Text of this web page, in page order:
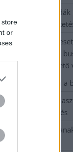
store
or
megyei
további
5.0: alig
állapotban levő
mennyire élhető
újra csökken a
belül
az Országgyűlés
tüzek